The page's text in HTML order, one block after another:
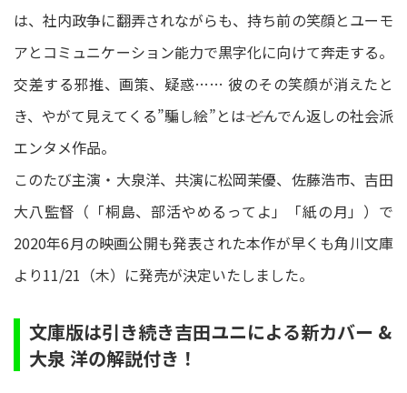
は、社内政争に翻弄されながらも、持ち前の笑顔とユーモ
アとコミュニケーション能力で黒字化に向けて奔走する。
交差する邪推、画策、疑惑…… 彼のその笑顔が消えたと
き、やがて見えてくる”騙し絵”とは―― どんでん返しの社会派
エンタメ作品。
このたび主演・大泉洋、共演に松岡茉優、佐藤浩市、吉田
大八監督（「桐島、部活やめるってよ」「紙の月」）で
2020年6月の映画公開も発表された本作が早くも角川文庫
より11/21（木）に発売が決定いたしました。
文庫版は引き続き吉田ユニによる新カバー &
大泉 洋の解説付き！